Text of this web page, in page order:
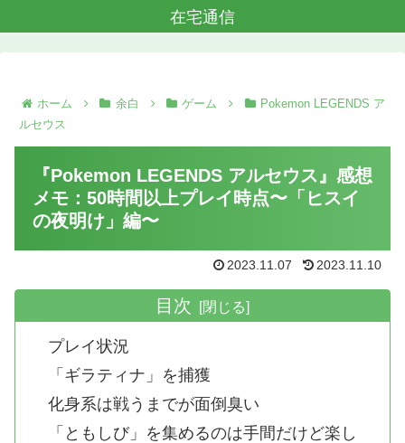
在宅通信
ホーム 余白 ゲーム
Pokemon LEGENDS ア
ルセウス
『Pokemon LEGENDS アルセウス』感想
メモ：50時間以上プレイ時点〜「ヒスイ
の夜明け」編〜
2023.11.07 2023.11.10
目次
プレイ状況
「ギラティナ」を捕獲
化身系は戦うまでが面倒臭い
「ともしび」を集めるのは手間だけど楽し